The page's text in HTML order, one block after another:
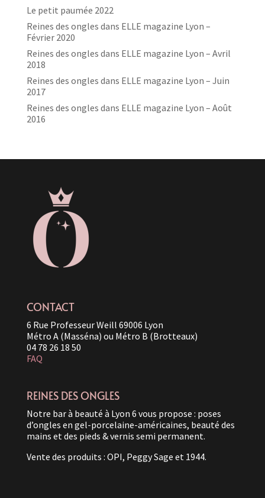
Le petit paumée 2022
Reines des ongles dans ELLE magazine Lyon –
Février 2020
Reines des ongles dans ELLE magazine Lyon – Avril
2018
Reines des ongles dans ELLE magazine Lyon – Juin
2017
Reines des ongles dans ELLE magazine Lyon – Août
2016
CONTACT
6 Rue Professeur Weill 69006 Lyon
Métro A (Masséna) ou Métro B (Brotteaux)
04 78 26 18 50
FAQ
REINES DES ONGLES
Notre bar à beauté à Lyon 6 vous propose : poses
d’ongles en gel-porcelaine-américaines, beauté des
mains et des pieds & vernis semi permanent.
Vente des produits : OPI, Peggy Sage et 1944.